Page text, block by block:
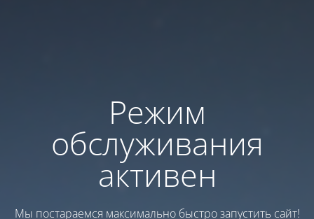
Режим
обслуживания
активен
Мы постараемся максимально быстро запустить сайт!